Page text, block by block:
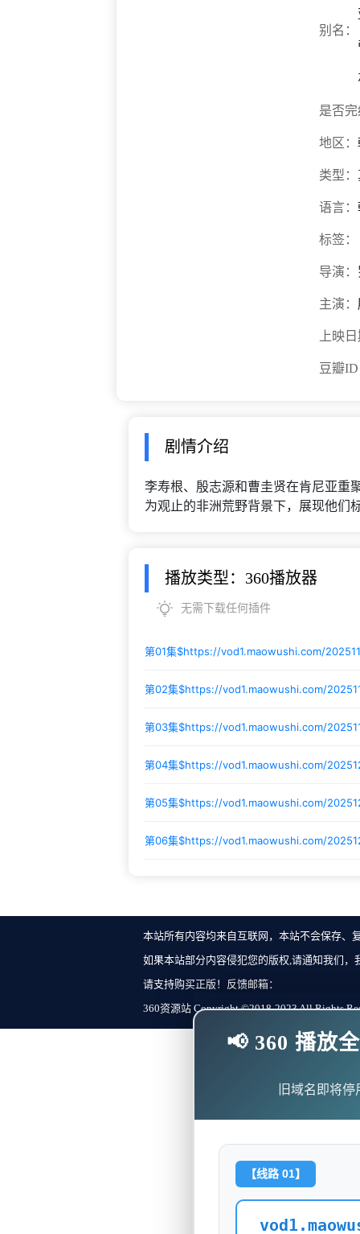
别名：
是否
地区：
类型：
语言：
标签：
导演：
主演：
上映
豆瓣
剧情介绍
李寿根、殷志源和曹圭贤在肯尼亚重
为观止的非洲荒野背景下，展现他们
播放类型：360播放器
无需下载任何插件
第01集$https://vod1.maowushi.com/
第02集$https://vod1.maowushi.com/
第03集$https://vod1.maowushi.com/
第04集$https://vod1.maowushi.com/
第05集$https://vod1.maowushi.com/
第06集$https://vod1.maowushi.com/
本站所有内容均来自互联网，本站不会保存、
如果本站部分内容侵犯您的版权,请通知我们
请支持购买正版！反馈邮箱：
360资源站 Copyright ©2018-2023 All Rights
📢 360 播放
旧域名即将
【线路 01】